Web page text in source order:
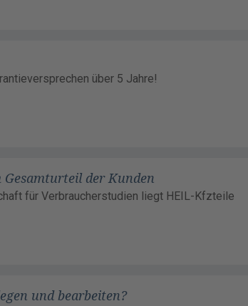
über 5 Jahre!
der Kunden
für Verbraucherstudien liegt HEIL-Kfzteile
und bearbeiten?